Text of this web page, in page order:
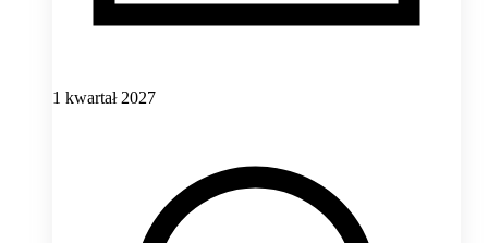
1 kwartał 2027